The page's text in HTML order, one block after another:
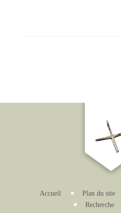
Accueil Plan du site
Recherche